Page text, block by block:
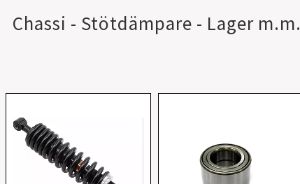
Chassi - Stötdämpare - Lager m.m.